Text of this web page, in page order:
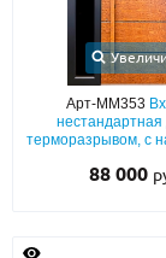
Арт-ММ353
нестандартная
терморазрывом, с
бугельной
88 000